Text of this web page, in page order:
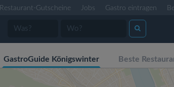
Restaurant-Gutscheine Jobs Gastro eintragen
GastroGuide Königswinter Beste